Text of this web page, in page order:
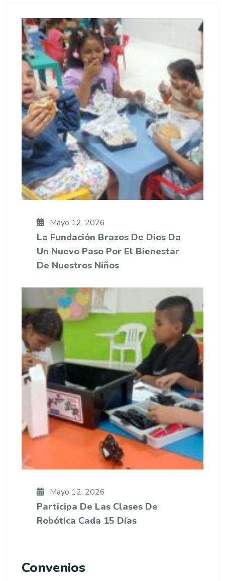
Mayo 12, 2026
La Fundación Brazos De Dios Da
Un Nuevo Paso Por El Bienestar
De Nuestros Niños
Mayo 12, 2026
Participa De Las Clases De
Robótica Cada 15 Días
Convenios